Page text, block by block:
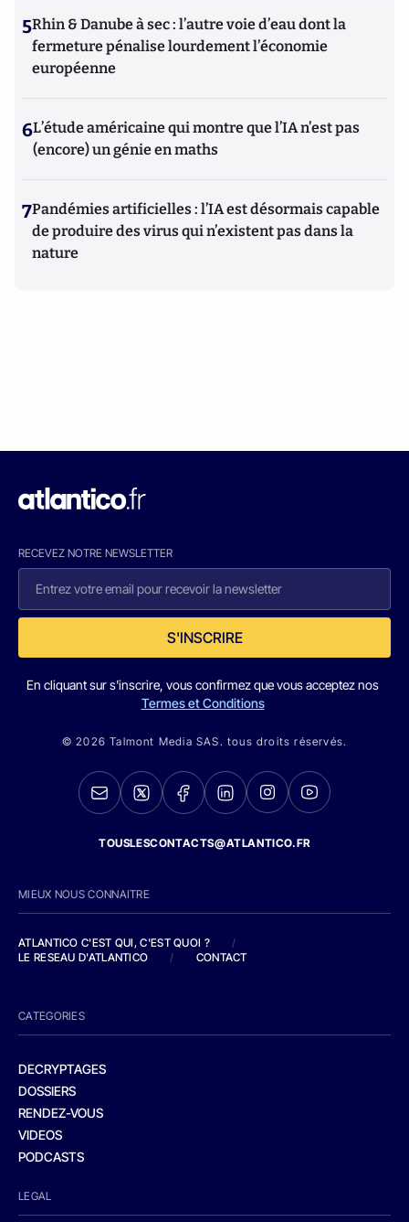
5Rhin & Danube à sec : l’autre voie d’eau dont la
fermeture pénalise lourdement l’économie
européenne
6L’étude américaine qui montre que l’IA n’est pas
(encore) un génie en maths
7Pandémies artificielles : l’IA est désormais capable
de produire des virus qui n’existent pas dans la
nature
RECEVEZ NOTRE NEWSLETTER
S'INSCRIRE
En cliquant sur s'inscrire, vous confirmez que vous acceptez nos
Termes et Conditions
© 2026 Talmont Media SAS. tous droits réservés.
TOUSLESCONTACTS@ATLANTICO.FR
MIEUX NOUS CONNAITRE
ATLANTICO C'EST QUI, C'EST QUOI ?
/
LE RESEAU D'ATLANTICO
/ CONTACT
CATEGORIES
DECRYPTAGES
DOSSIERS
RENDEZ-VOUS
VIDEOS
PODCASTS
LEGAL